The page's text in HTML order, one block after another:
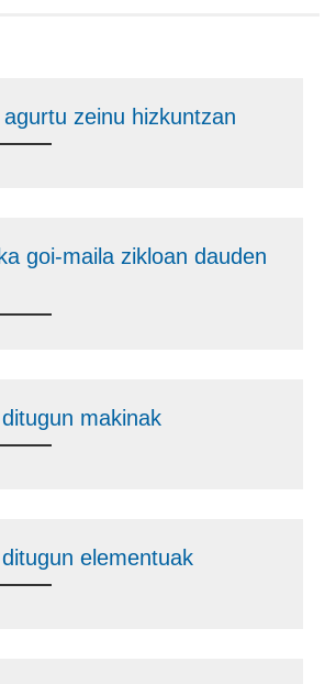
zeinu hizkuntzan
goi-maila zikloan dauden
makinak
elementuak